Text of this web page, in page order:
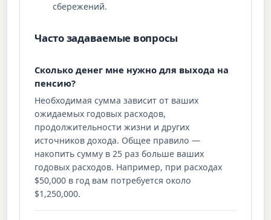
сбережений.
Часто задаваемые вопросы
Сколько денег мне нужно для выхода на
пенсию?
Необходимая сумма зависит от ваших
ожидаемых годовых расходов,
продолжительности жизни и других
источников дохода. Общее правило —
накопить сумму в 25 раз больше ваших
годовых расходов. Например, при расходах
$50,000 в год вам потребуется около
$1,250,000.